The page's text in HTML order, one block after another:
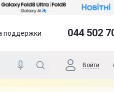
поддержки 044 502
Войти